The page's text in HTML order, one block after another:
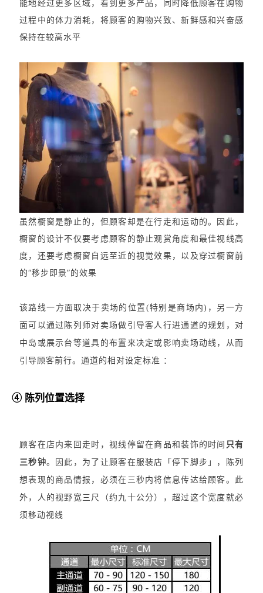
能地经过更多区域，看到更多产品，同时降低顾客在购物
过程中的体力消耗，将顾客的购物兴致、新鲜感和兴奋感
保持在较高水平
虽然橱窗是静止的，但顾客却是在行走和运动的。因此，
橱窗的设计不仅要考虑顾客的静止观赏角度和最佳视线高
度，还要考虑橱窗自远至近的视觉效果，以及穿过橱窗前
的“移步即景”的效果
该路线一方面取决于卖场的位置(特别是商场内)，另一方
面可以通过陈列师对卖场做引导客人行进通道的规划，对
中岛或展示台等道具的布置来决定或影响卖场动线，从而
引导顾客前行。通道的相对设定标准 ：
④ 陈列位置选择
顾客在店内来回走时，视线停留在商品和装饰的时间 只有
三秒钟。因此，为了让顾客在服装店「停下脚步」，陈列
想表现的商品情报，必须在三秒内将信息传达给顾客。此
外，人的视野宽三尺（约九十公分），超过这个宽度就必
须移动视线